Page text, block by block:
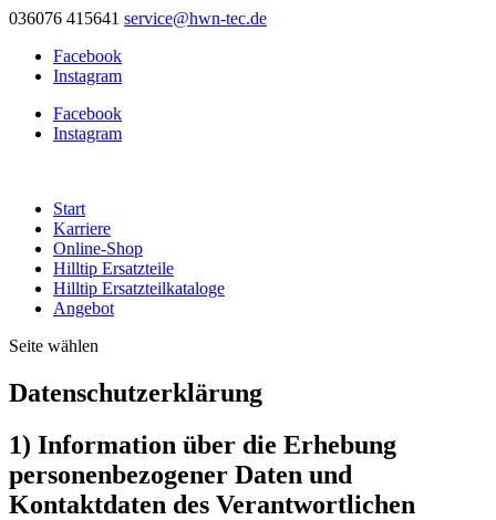
036076 415641 service@hwn-tec.de
Facebook
Instagram
Facebook
Instagram
Start
Karriere
Online-Shop
Hilltip Ersatzteile
Hilltip Ersatzteilkataloge
Angebot
Seite wählen
Datenschutzerklärung
1) Information über die Erhebung
personenbezogener Daten und
Kontaktdaten des Verantwortlichen